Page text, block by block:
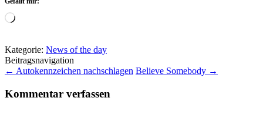
Wird
Kategorie: News of the day
Beitragsnavigation
← Autokennzeichen nachschlagen Believe Somebody →
Kommentar verfassen